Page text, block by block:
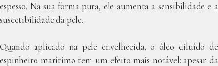
espesso. Na sua forma pura, ele aumenta a sensibilidade e a
suscetibilidade da pele.
Quando aplicado na pele envelhecida, o óleo diluído de
espinheiro marítimo tem um efeito mais notável: apesar da